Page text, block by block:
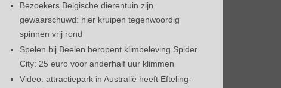
Bezoekers Belgische dierentuin zijn
gewaarschuwd: hier kruipen tegenwoordig
spinnen vrij rond
Spelen bij Beelen heropent klimbeleving Spider
City: 25 euro voor anderhalf uur klimmen
Video: attractiepark in Australië heeft Efteling-